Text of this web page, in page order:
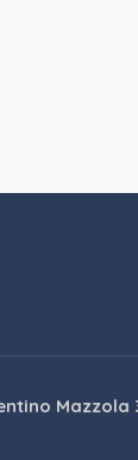
Mazzola